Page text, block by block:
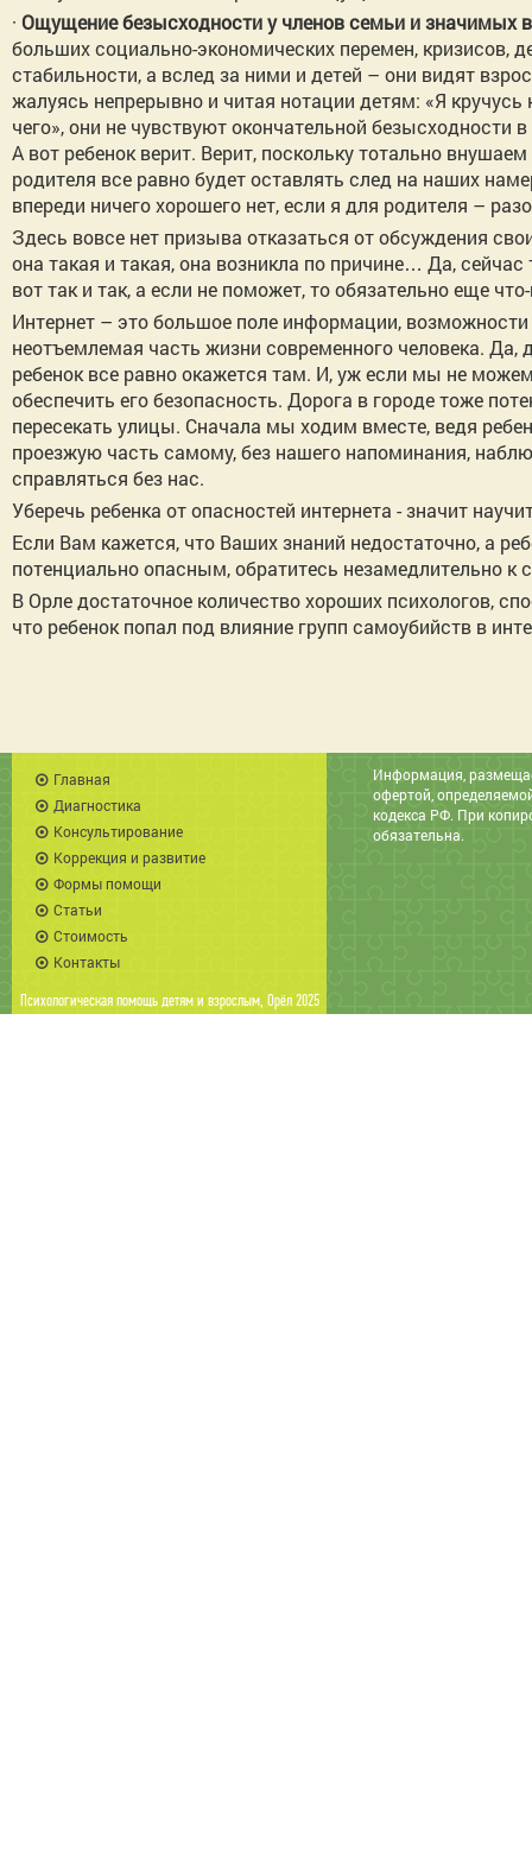
· Ощущение безысходности у членов семьи и значимых
больших социально-экономических перемен, кризисов,
стабильности, а вслед за ними и детей – они видят
жалуясь непрерывно и читая нотации детям: «Я
чего», они не чувствуют окончательной
А вот ребенок верит. Верит, поскольку тотально
родителя все равно будет оставлять след на наших
впереди ничего хорошего нет, если я для родителя –
Здесь вовсе нет призыва отказаться от обсуждения
она такая и такая, она возникла по причине… Да,
вот так и так, а если не поможет, то обязательно еще
Интернет – это большое поле информации,
неотъемлемая часть жизни современного человека.
ребенок все равно окажется там. И, уж если мы не
обеспечить его безопасность. Дорога в городе тоже
пересекать улицы. Сначала мы ходим вместе, ведя
проезжую часть самому, без нашего напоминания,
справляться без нас.
Уберечь ребенка от опасностей интернета - значит
Если Вам кажется, что Ваших знаний недостаточно, а
потенциально опасным, обратитесь незамедлительно к
В Орле достаточное количество хороших психологов,
что ребенок попал под влияние групп самоубийств в
Главная
Диагностика
Консультирование
Коррекция и развитие
Формы помощи
Статьи
Стоимость
Контакты
Психологическая помощь детям и взрослым, Орёл 2025
Информация,
офертой,
кодекса РФ. При
обязательна.